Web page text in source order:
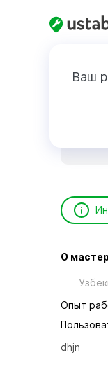
Ваш
Главная
О
Опыт
dhjn